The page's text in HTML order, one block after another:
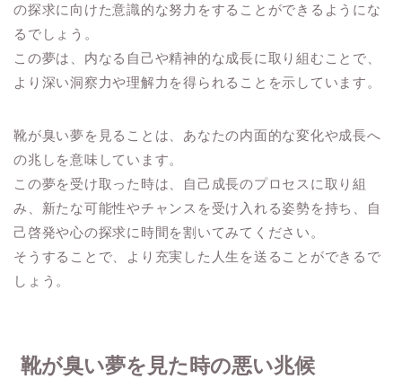
の探求に向けた意識的な努力をすることができるようにな
るでしょう。
この夢は、内なる自己や精神的な成長に取り組むことで、
より深い洞察力や理解力を得られることを示しています。
靴が臭い夢を見ることは、あなたの内面的な変化や成長へ
の兆しを意味しています。
この夢を受け取った時は、自己成長のプロセスに取り組
み、新たな可能性やチャンスを受け入れる姿勢を持ち、自
己啓発や心の探求に時間を割いてみてください。
そうすることで、より充実した人生を送ることができるで
しょう。
靴が臭い夢を見た時の悪い兆候